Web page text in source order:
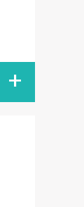
+